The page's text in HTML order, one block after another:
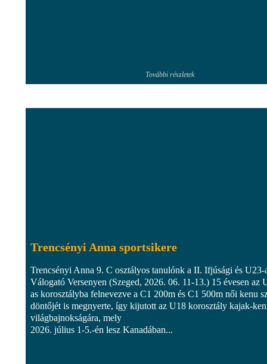
További részletek
Trencsényi Anna sportsikere
Trencsényi Anna 9. C osztályos tanulónk a II. Ifjúsági és U23-
Válogató Versenyen (Szeged, 2026. 06. 11-13.) 15 évesen az
as korosztályba felnevezve a C1 200m és C1 500m női kenu
döntőjét is megnyerte, így kijutott az U18 korosztály kajak-
világbajnokságára, mely
2026. július 1-5.-én lesz Kanadában...